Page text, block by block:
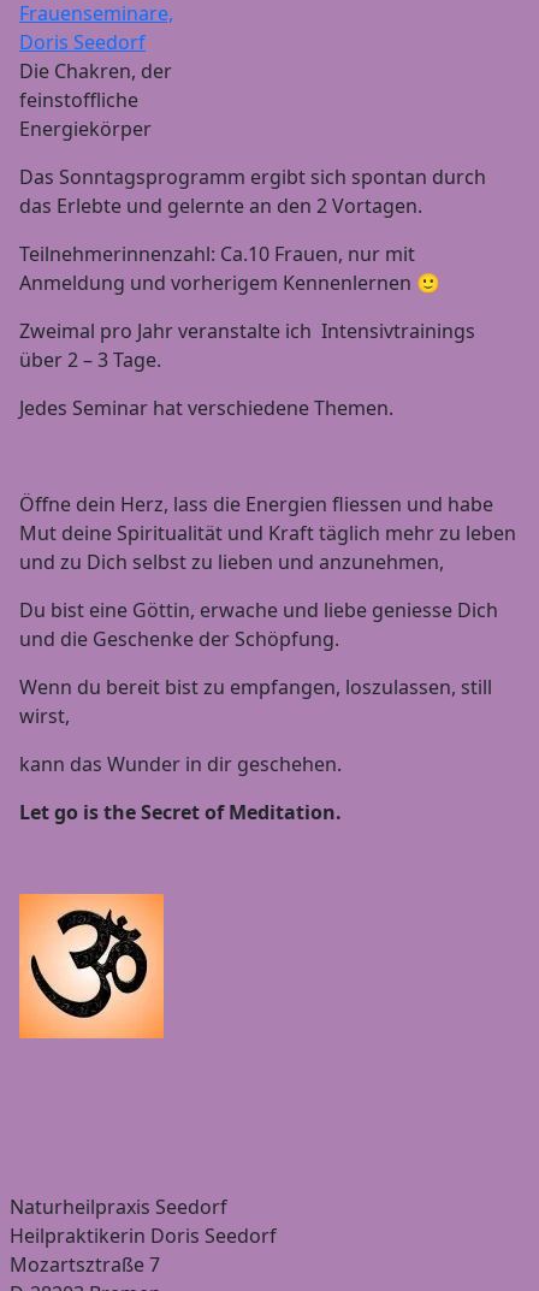
Die Chakren, der
feinstoffliche
Energiekörper
Das Sonntagsprogramm ergibt sich spontan durch
das Erlebte und gelernte an den 2 Vortagen.
Teilnehmerinnenzahl: Ca.10 Frauen, nur mit
Anmeldung und vorherigem Kennenlernen 🙂
Zweimal pro Jahr veranstalte ich Intensivtrainings
über 2 – 3 Tage.
Jedes Seminar hat verschiedene Themen.
Öffne dein Herz, lass die Energien fliessen und habe
Mut deine Spiritualität und Kraft täglich mehr zu leben
und zu Dich selbst zu lieben und anzunehmen,
Du bist eine Göttin, erwache und liebe geniesse Dich
und die Geschenke der Schöpfung.
Wenn du bereit bist zu empfangen, loszulassen, still
wirst,
kann das Wunder in dir geschehen.
Let go is the Secret of Meditation.
Naturheilpraxis Seedorf
Heilpraktikerin Doris Seedorf
Mozartsztraße 7